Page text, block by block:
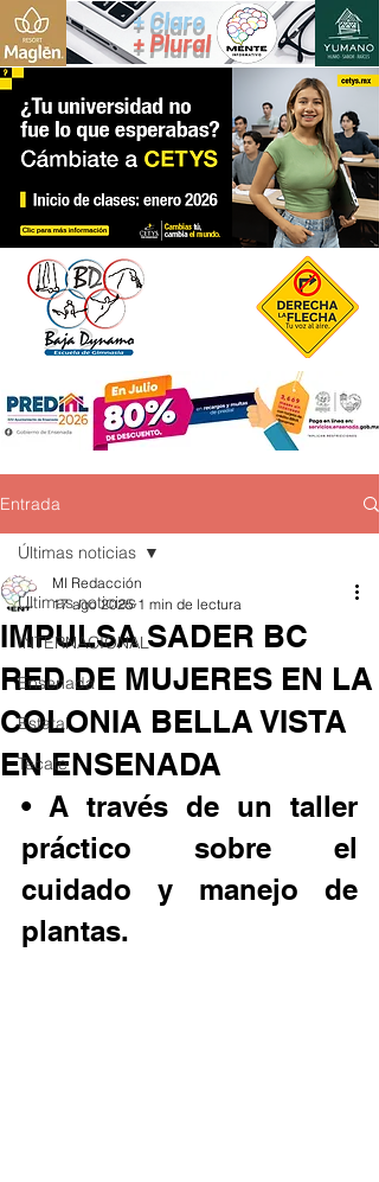
+ Claro
+ Plural
Entrada
Últimas noticias
INTERNACIONAL
Ensenada
Estatal
Tecate
Últimas noticias
IMPULSA SADER BC
RED DE MUJERES EN LA
COLONIA BELLA VISTA
EN ENSENADA
MI Redacción
17 ago 2025 1 min de lectura
• A través de un taller
práctico sobre el
cuidado y manejo de
plantas.